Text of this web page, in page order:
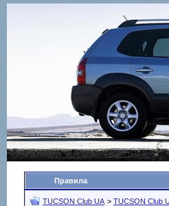
Правила
TUCSON Club UA > TUCSON Club